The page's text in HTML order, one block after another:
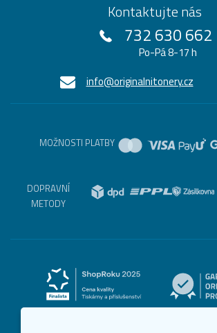
Kontaktujte nás
732 630 662
Po-Pá 8-17 h
info@originalnitonery.cz
MOŽNOSTI PLATBY
DOPRAVNÍ
METODY